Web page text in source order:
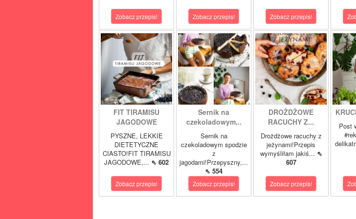
Zobacz przepis! Zobacz przepis! Zobacz przepis!
FIT TIRAMISU
JAGODOWE
PYSZNE, LEKKIE
DIETETYCZNE
CIASTO!FIT TIRAMISU
JAGODOWE,... ⇖ 602
Zobacz przepis!
Sernik na
czekoladowym...
Sernik na
czekoladowym spodzie
z
jagodami!Przepyszny,...
⇖ 554
Zobacz przepis!
DROŻDŻOWE
RACUCHY Z...
Drożdżowe racuchy z
jeżynami!Przepis
wymyśliłam jakiś... ⇖
607
Zobacz przepis!
Post